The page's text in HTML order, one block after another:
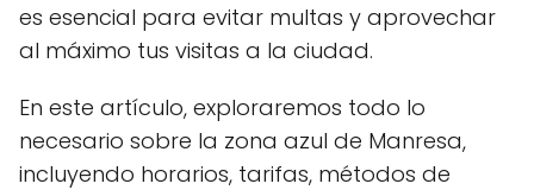
es esencial para evitar multas y aprovechar
al máximo tus visitas a la ciudad.
En este artículo, exploraremos todo lo
necesario sobre la zona azul de Manresa,
incluyendo horarios, tarifas, métodos de